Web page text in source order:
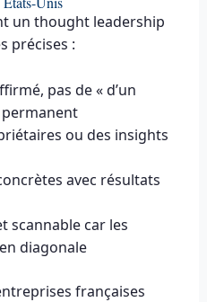
un thought leadership
précises :
pas de « d’un
permanent
ou des insights
avec résultats
scannable car les
diagonale
françaises